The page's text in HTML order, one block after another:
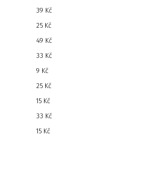
39 Kč
25 Kč
49 Kč
33 Kč
9 Kč
25 Kč
15 Kč
33 Kč
15 Kč